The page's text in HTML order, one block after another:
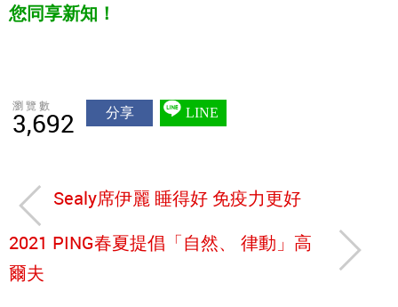
您同享新知！
瀏覽數
3,692 分享 LINE
Sealy席伊麗 睡得好 免疫力更好
2021 PING春夏提倡「自然、 律動」高
爾夫